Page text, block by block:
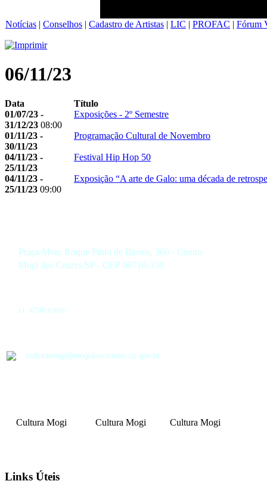
Notícias | Conselhos | Cadastro de Artistas | LIC | PROFAC | Fórum
06/11/23
Data
Título
01/07/23 -
31/12/23 08:00
Exposições - 2º Semestre
01/11/23 -
30/11/23
Programação Cultural de Novembro
04/11/23 -
25/11/23
Festival Hip Hop 50
04/11/23 -
25/11/23 09:00
Exposição “A arte de Galo: uma década de
Praça Mon. Roque Pinto de Barros, 360 - Centro
Mogi das Cruzes/SP - CEP 08710-330
11 4798-6900
culturamogi@mogidascruzes.sp.gov.br
Cultura Mogi Cultura Mogi Cultura Mogi
Links Úteis